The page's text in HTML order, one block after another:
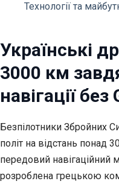
Технології та
Українські
3000 км
навігації без
Безпілотники Збройних
політ на відстань понад
передовий навігаційний
розроблена грецькою